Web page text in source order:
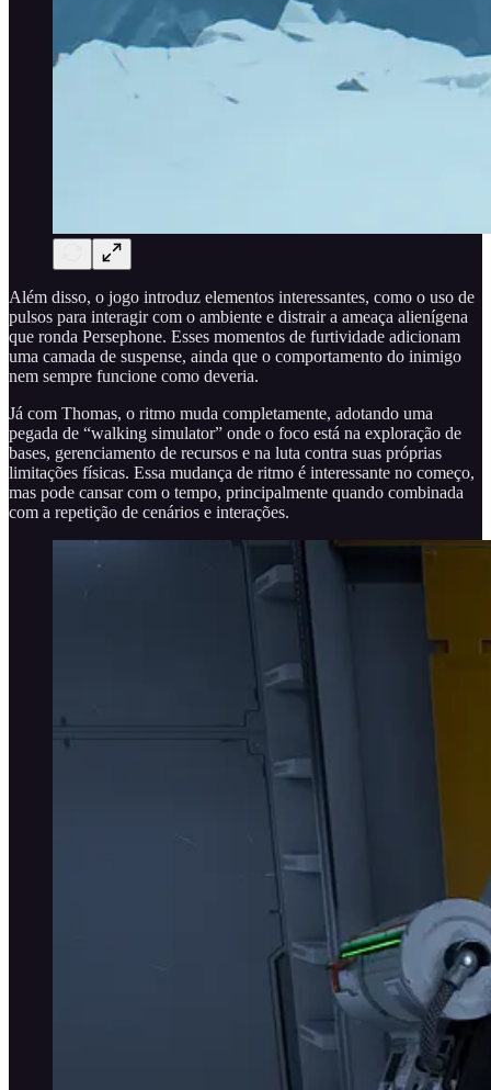
Além disso, o jogo introduz elementos interessantes, como o uso de
pulsos para interagir com o ambiente e distrair a ameaça alienígena
que ronda Persephone. Esses momentos de furtividade adicionam
uma camada de suspense, ainda que o comportamento do inimigo
nem sempre funcione como deveria.
Já com Thomas, o ritmo muda completamente, adotando uma
pegada de “walking simulator” onde o foco está na exploração de
bases, gerenciamento de recursos e na luta contra suas próprias
limitações físicas. Essa mudança de ritmo é interessante no começo,
mas pode cansar com o tempo, principalmente quando combinada
com a repetição de cenários e interações.